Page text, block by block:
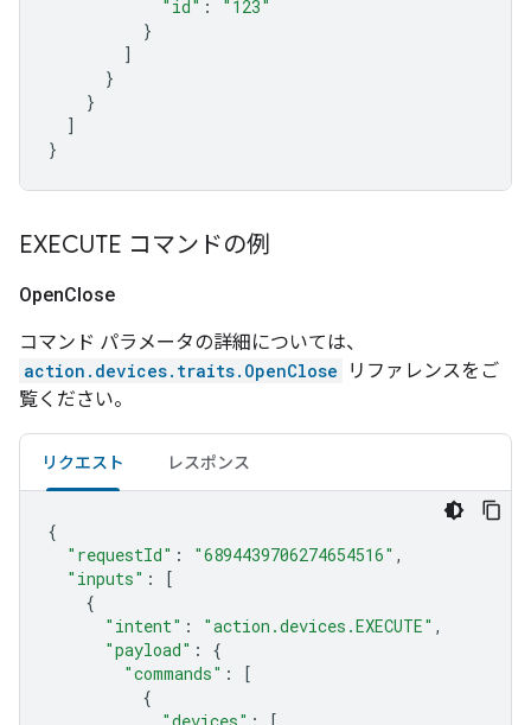
"id" :
"123"
}
]
}
}
]
}
EXECUTE コマンドの例
OpenClose
コマンド パラメータの詳細については、
action.devices.traits.OpenClose
リファレンスをご
覧ください。
リクエスト レスポンス
{
"requestId" : "6894439706274654516" ,
"inputs" :
[
{
"intent" : "action.devices.EXECUTE" ,
"payload" :
{
"commands" :
[
{